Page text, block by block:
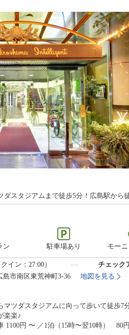
ダスタジアムまで徒歩5分！広島駅から
ン 駐車場あり モー
イン：27:00） チェック
島市南区東荒神町3-36
地図を見る
マツダスタジアムに向って歩いて徒歩7
楽楽♪
円 〜 ／1泊（15時〜翌10時） 80円/